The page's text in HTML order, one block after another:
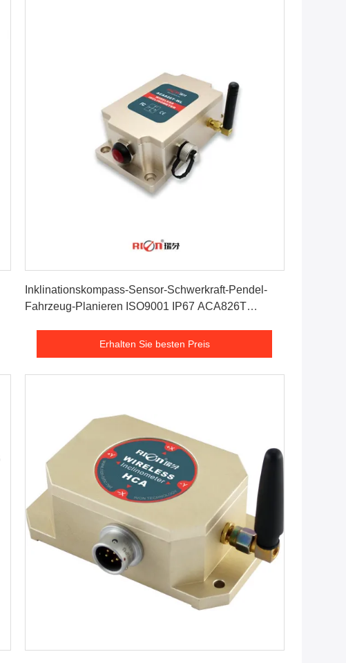
Inklinationskompass-Sensor-Schwerkraft-Pendel-
Fahrzeug-Planieren ISO9001 IP67 ACA826T
Erhalten Sie besten Preis